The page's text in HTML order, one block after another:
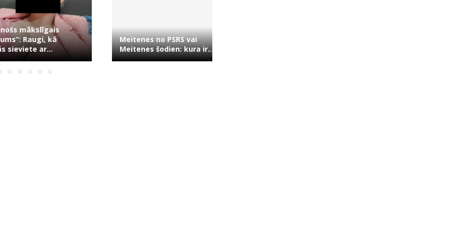
mākslīgais
Raugi, kā
ar...
Meitenes no PSRS vai
Meitenes šodien: kura ir...